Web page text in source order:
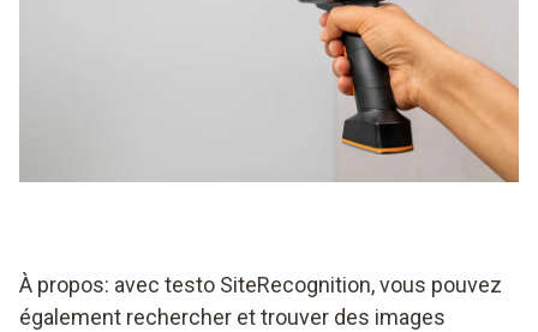
À propos: avec testo SiteRecognition, vous pouvez
également rechercher et trouver des images